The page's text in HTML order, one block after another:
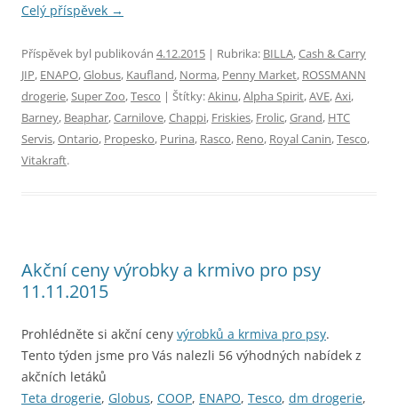
Celý příspěvek →
Příspěvek byl publikován 4.12.2015 | Rubrika: BILLA,Cash & Carry
JIP, ENAPO,Globus, Kaufland, Norma, Penny Market, ROSSMANN
drogerie,Super Zoo,Tesco | Štítky:Akinu,Alpha Spirit,AVE,Axi,
Barney, Beaphar,Carnilove,Chappi, Friskies, Frolic,Grand, HTC
Servis,Ontario, Propesko, Purina, Rasco, Reno, Royal Canin,Tesco,
Vitakraft.
Akční ceny výrobky a krmivo pro psy
11.11.2015
Prohlédněte si akční ceny výrobků a krmiva pro psy.
Tento týden jsme pro Vás nalezli 56 výhodných nabídek z
akčních letáků
Teta drogerie, Globus, COOP, ENAPO, Tesco, dm drogerie,